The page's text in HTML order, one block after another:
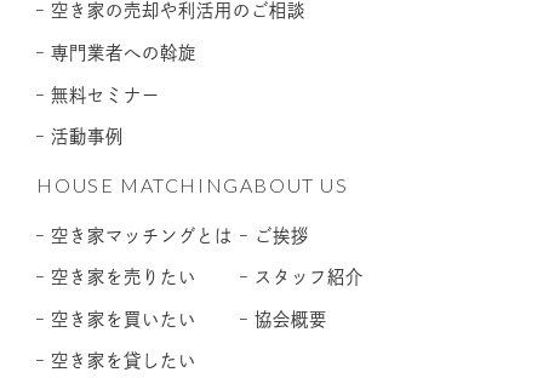
– 空き家の売却や利活用のご相談
– 専門業者への斡旋
– 無料セミナー
– 活動事例
HOUSE MATCHING
– 空き家マッチングとは
– 空き家を売りたい
– 空き家を買いたい
– 空き家を貸したい
ABOUT US
– ご挨拶
– スタッフ紹介
– 協会概要